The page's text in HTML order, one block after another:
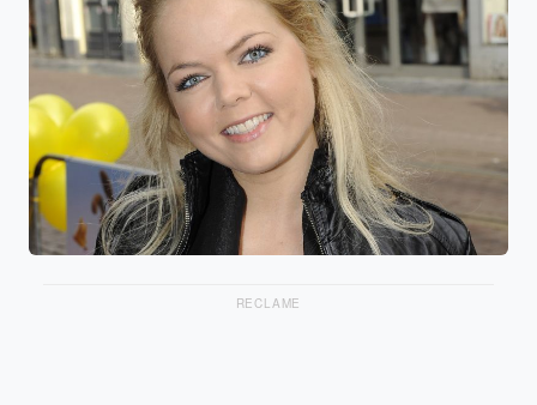
RECLAME